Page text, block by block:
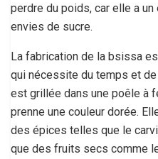
perdre du poids, car elle a
envies de sucre.
La fabrication de la bsissa
qui nécessite du temps et de
est grillée dans une poêle à
prenne une couleur dorée.
des épices telles que le
que des fruits secs comme